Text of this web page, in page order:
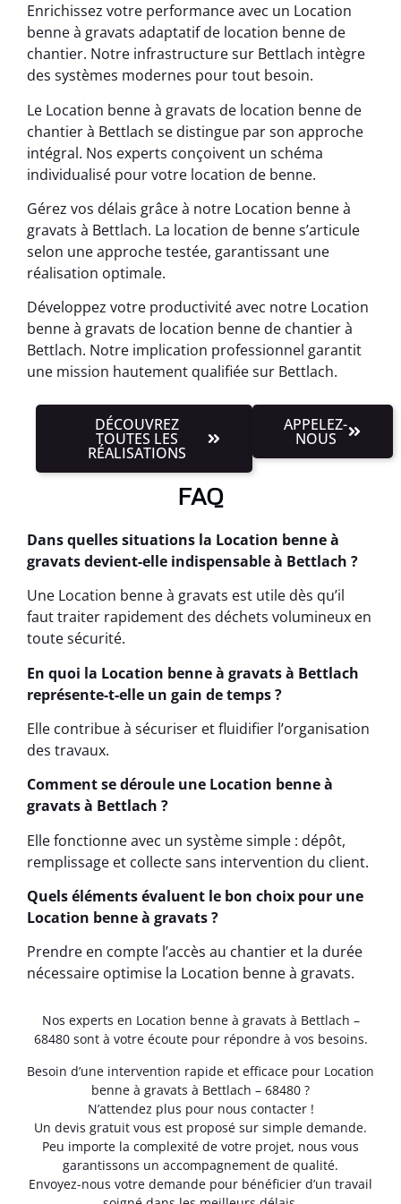
Enrichissez votre performance avec un Location
benne à gravats adaptatif de location benne de
chantier. Notre infrastructure sur Bettlach intègre
des systèmes modernes pour tout besoin.
Le Location benne à gravats de location benne de
chantier à Bettlach se distingue par son approche
intégral. Nos experts conçoivent un schéma
individualisé pour votre location de benne.
Gérez vos délais grâce à notre Location benne à
gravats à Bettlach. La location de benne s’articule
selon une approche testée, garantissant une
réalisation optimale.
Développez votre productivité avec notre Location
benne à gravats de location benne de chantier à
Bettlach. Notre implication professionnel garantit
une mission hautement qualifiée sur Bettlach.
DÉCOUVREZ
TOUTES LES
RÉALISATIONS
APPELEZ-
NOUS
FAQ
Dans quelles situations la Location benne à
gravats devient-elle indispensable à Bettlach ?
Une Location benne à gravats est utile dès qu’il
faut traiter rapidement des déchets volumineux en
toute sécurité.
En quoi la Location benne à gravats à Bettlach
représente-t-elle un gain de temps ?
Elle contribue à sécuriser et fluidifier l’organisation
des travaux.
Comment se déroule une Location benne à
gravats à Bettlach ?
Elle fonctionne avec un système simple : dépôt,
remplissage et collecte sans intervention du client.
Quels éléments évaluent le bon choix pour une
Location benne à gravats ?
Prendre en compte l’accès au chantier et la durée
nécessaire optimise la Location benne à gravats.
Nos experts en Location benne à gravats à Bettlach –
68480 sont à votre écoute pour répondre à vos besoins.
Besoin d’une intervention rapide et efficace pour Location
benne à gravats à Bettlach – 68480 ?
N’attendez plus pour nous contacter !
Un devis gratuit vous est proposé sur simple demande.
Peu importe la complexité de votre projet, nous vous
garantissons un accompagnement de qualité.
Envoyez-nous votre demande pour bénéficier d’un travail